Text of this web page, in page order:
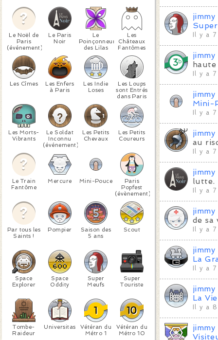
Le Noël de
Paris
(événement)
Le Paris
Noir
Le
Poinçonneur
des Lilas
Les
Châteaux
Fantômes
Les Cîmes
Les Enfers
à Paris
Les Indie
Loses
Les Loups
sont Entrés
dans Paris
Les Morts-
Vibrants
Le Soldat
Inconnu
(événement)
Les Petits
Chevaux
Les Petits
Coureurs
Le Train
Fantôme
Mercure Mini-Pouce
Paris
Popfest
(évènement)
Par tous les
Saints !
Pompier
Saison des
5 ans
Scout
Space
Explorer
Space
Oddity
Super
Meufs
Super
Touriste
Tombe-
Raideur
Universitas
Vétéran du
Métro 1
Vétéran du
Métro 10
Il y a
Il y a
Mini-
Il y a
au
Il y a
lutte.
Il y a
de sa
Il y a
La
Il y a
La
Il y a